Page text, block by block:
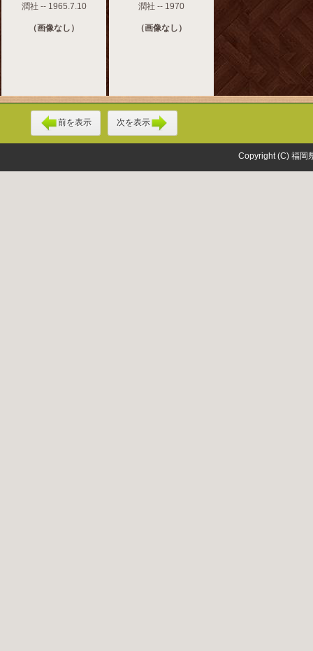
潤社 -- 1965.7.10
（画像なし）
潤社 -- 1970
（画像なし）
前を表示 次を表示
Copyright (C) 福岡